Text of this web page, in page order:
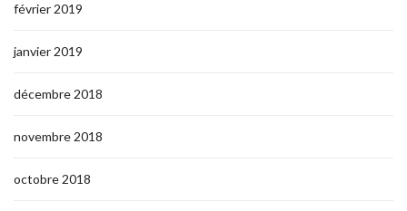
février 2019
janvier 2019
décembre 2018
novembre 2018
octobre 2018